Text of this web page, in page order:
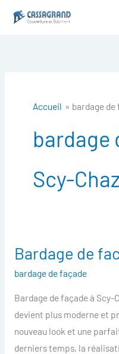
Accueil bardage de
bardage
Scy-
Bardage de
bardage de façade
Bardage de façade à Scy-
devient plus moderne et
nouveau look et une
derniers temps, la
Bardage
Scy-
Chazelles